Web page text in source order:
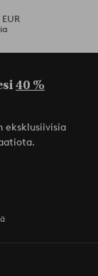
40 %
eksklusiivisia